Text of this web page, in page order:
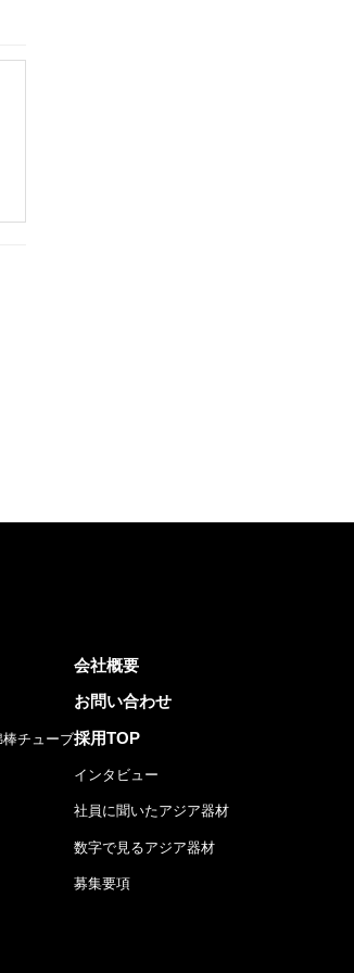
チューブ
会社概要
お問い合わせ
採用TOP
インタビュー
社員に聞いたアジア器材
数字で見るアジア器材
募集要項